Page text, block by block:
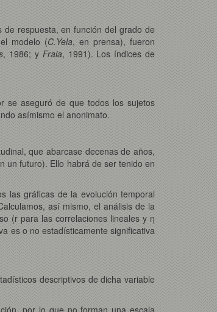
respuesta, en función del grado de
modelo (C.Yela, en prensa), fueron
, 1986; y Fraia, 1991). Los índices de
se aseguró de que todos los sujetos
asímismo el anonimato.
que abarcase decenas de años,
un futuro). Ello habrá de ser tenido en
las gráficas de la evolución temporal
así mismo, el análisis de la
(r para las correlaciones lineales y η
es o no estadísticamente significativa
descriptivos de dicha variable
por lo que no forman una escala